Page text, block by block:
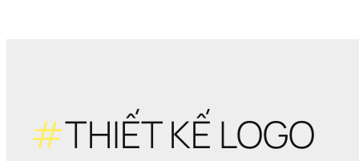
#THIẾT KẾ LOGO